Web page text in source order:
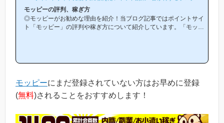
モッピーの評判、稼ぎ方
◎モッピーがお勧めな理由を紹介！当ブログ記事ではポイントサイ
ト「モッピー」の評判や稼ぎ方について紹介しています。「モッピ
初心者の方でも稼ぎやすく、当ブログでもおすすめ第1位のポイン
トサイトです！当ペ...
モッピーにまだ登録されていない方はお早めに登録
(無料)されることをおすすめします！